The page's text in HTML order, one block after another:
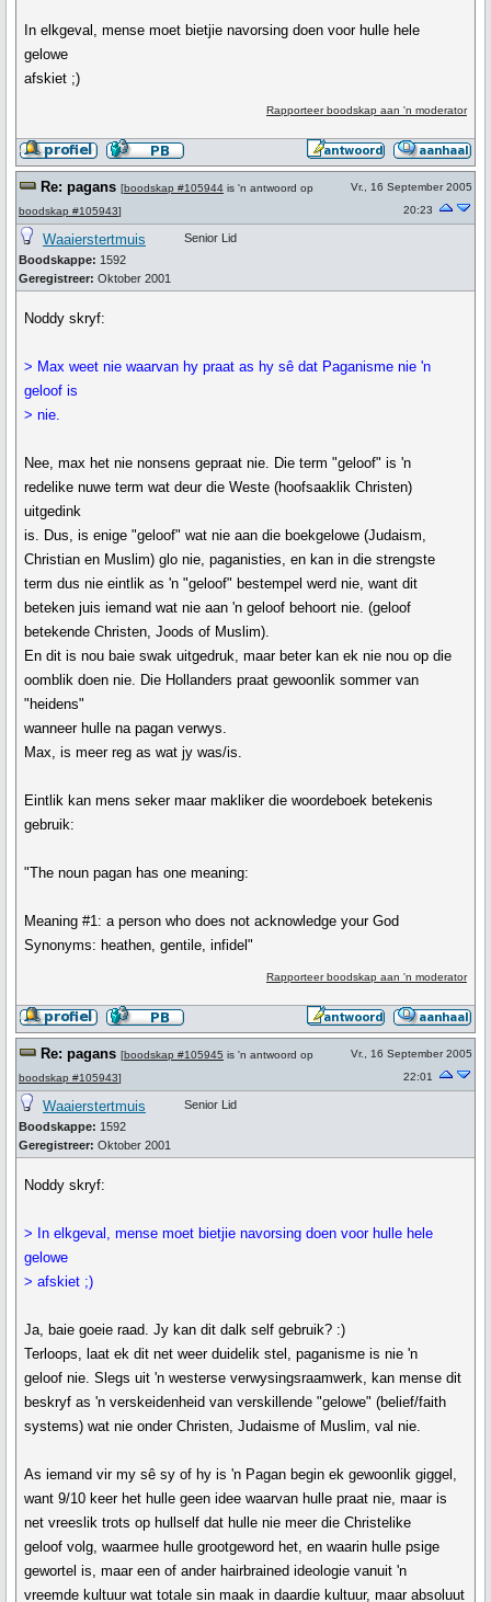
In elkgeval, mense moet bietjie navorsing doen voor hulle hele
gelowe
afskiet ;)
Rapporteer boodskap aan 'n moderator
Re: pagans [boodskap #105944 is 'n antwoord op
boodskap #105943]
Vr., 16 September 2005
20:23
Waaierstertmuis
Boodskappe: 1592
Geregistreer: Oktober 2001
Senior Lid
Noddy skryf:
> Max weet nie waarvan hy praat as hy sê dat Paganisme nie 'n
geloof is
> nie.
Nee, max het nie nonsens gepraat nie. Die term "geloof" is 'n
redelike nuwe term wat deur die Weste (hoofsaaklik Christen)
uitgedink
is. Dus, is enige "geloof" wat nie aan die boekgelowe (Judaism,
Christian en Muslim) glo nie, paganisties, en kan in die strengste
term dus nie eintlik as 'n "geloof" bestempel werd nie, want dit
beteken juis iemand wat nie aan 'n geloof behoort nie. (geloof
betekende Christen, Joods of Muslim).
En dit is nou baie swak uitgedruk, maar beter kan ek nie nou op die
oomblik doen nie. Die Hollanders praat gewoonlik sommer van
"heidens"
wanneer hulle na pagan verwys.
Max, is meer reg as wat jy was/is.
Eintlik kan mens seker maar makliker die woordeboek betekenis
gebruik:
"The noun pagan has one meaning:
Meaning #1: a person who does not acknowledge your God
Synonyms: heathen, gentile, infidel"
Rapporteer boodskap aan 'n moderator
Re: pagans [boodskap #105945 is 'n antwoord op
boodskap #105943]
Vr., 16 September 2005
22:01
Waaierstertmuis
Boodskappe: 1592
Geregistreer: Oktober 2001
Senior Lid
Noddy skryf:
> In elkgeval, mense moet bietjie navorsing doen voor hulle hele
gelowe
> afskiet ;)
Ja, baie goeie raad. Jy kan dit dalk self gebruik? :)
Terloops, laat ek dit net weer duidelik stel, paganisme is nie 'n
geloof nie. Slegs uit 'n westerse verwysingsraamwerk, kan mense dit
beskryf as 'n verskeidenheid van verskillende "gelowe" (belief/faith
systems) wat nie onder Christen, Judaisme of Muslim, val nie.
As iemand vir my sê sy of hy is 'n Pagan begin ek gewoonlik giggel,
want 9/10 keer het hulle geen idee waarvan hulle praat nie, maar is
net vreeslik trots op hullself dat hulle nie meer die Christelike
geloof volg, waarmee hulle grootgeword het, en waarin hulle psige
gewortel is, maar een of ander hairbrained ideologie vanuit 'n
vreemde kultuur wat totale sin maak in daardie kultuur, maar absoluut